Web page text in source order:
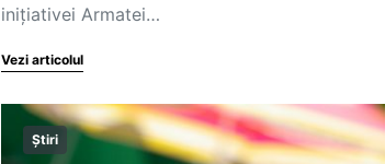
inițiativei Armatei…
Vezi articolul
Știri